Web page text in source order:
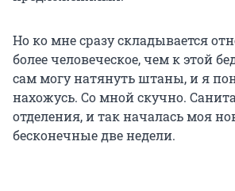
Но ко мне сразу складывается
более человеческое, чем к этой
сам могу натянуть штаны, и я
нахожусь. Со мной скучно.
отделения, и так началась моя
бесконечные две недели.